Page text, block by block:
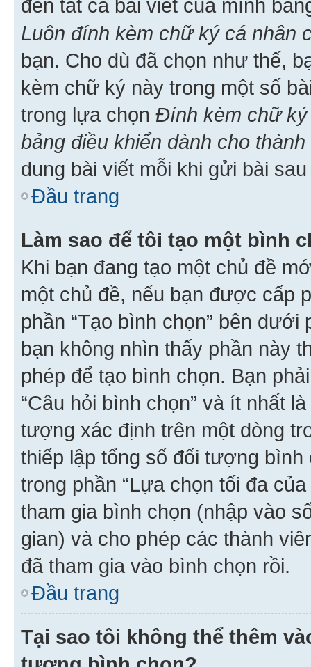
đến tất cả bài viết của mình
Luôn đính kèm chữ ký cá nhân
bạn. Cho dù đã chọn như thế,
kèm chữ ký này trong một số
trong lựa chọn Đính kèm chữ
bảng điều khiển dành cho
dung bài viết mỗi khi gửi bài sau
Đầu trang
Làm sao để tôi tạo một bình
Khi bạn đang tạo một chủ đề
một chủ đề, nếu bạn được cấp
phần “Tạo bình chọn” bên
bạn không nhìn thấy phần này
phép để tạo bình chọn. Bạn
“Câu hỏi bình chọn” và ít nhất
tượng xác định trên một dòng
thiếp lập tổng số đối tượng
trong phần “Lựa chọn tối đa
tham gia bình chọn (nhập vào
gian) và cho phép các thành
đã tham gia vào bình chọn rồi.
Đầu trang
Tại sao tôi không thể thêm